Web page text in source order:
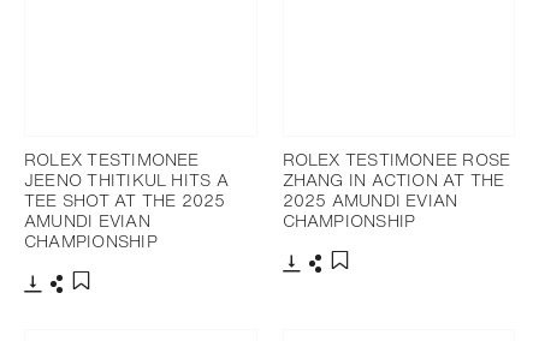
ROLEX TESTIMONEE
JEENO THITIKUL HITS A
TEE SHOT AT THE 2025
AMUNDI EVIAN
CHAMPIONSHIP
ROLEX TESTIMONEE ROSE
ZHANG IN ACTION AT THE
2025 AMUNDI EVIAN
CHAMPIONSHIP